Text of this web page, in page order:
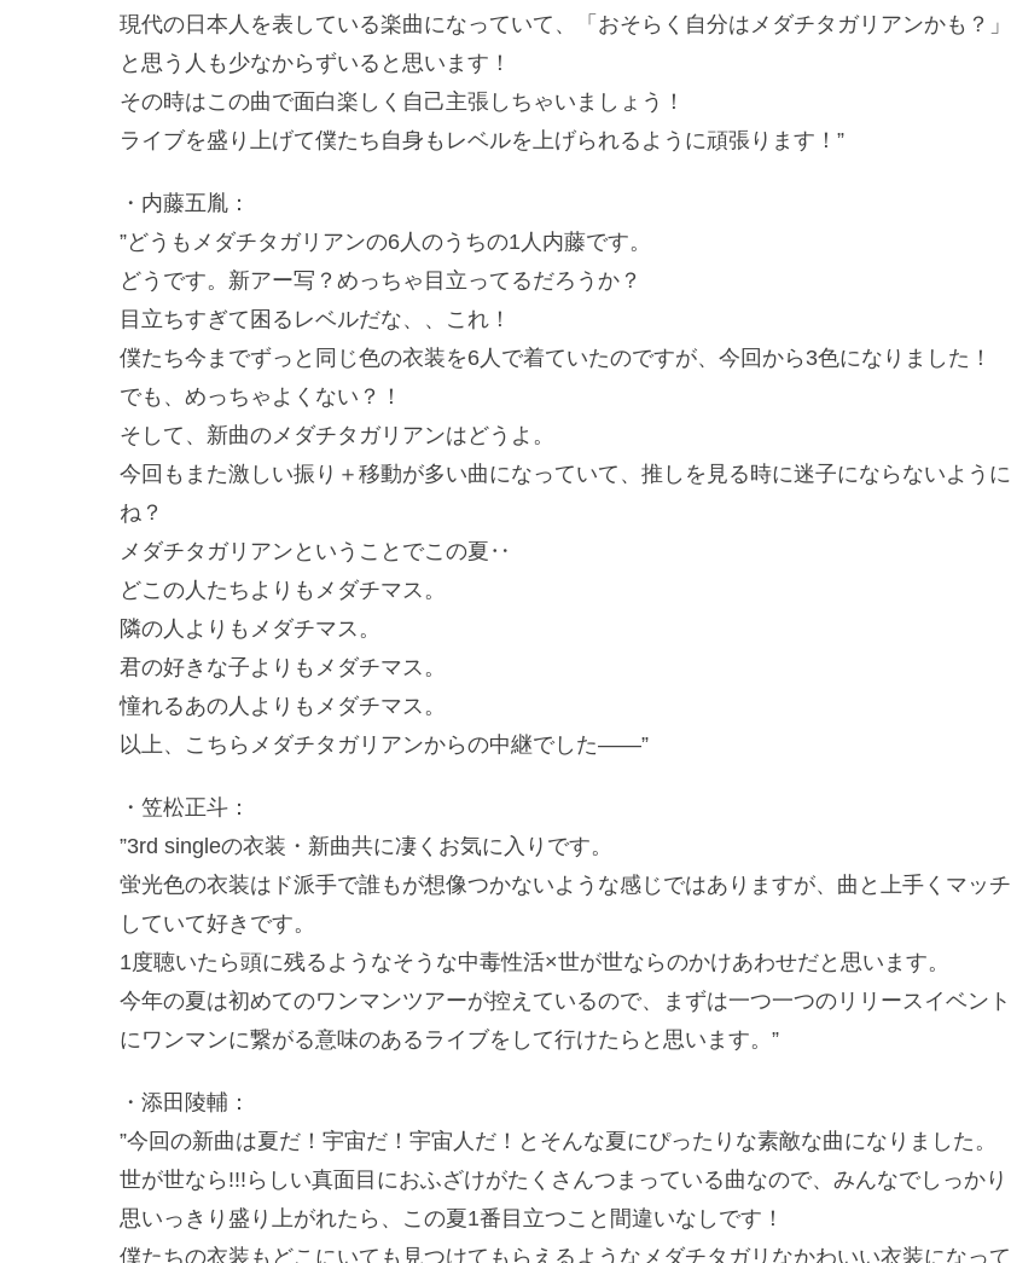
現代の日本人を表している楽曲になっていて、「おそらく自分はメダチタガリアンかも？」
と思う人も少なからずいると思います！
その時はこの曲で面白楽しく自己主張しちゃいましょう！
ライブを盛り上げて僕たち自身もレベルを上げられるように頑張ります！”
・内藤五胤：
”どうもメダチタガリアンの6人のうちの1人内藤です。
どうです。新アー写？めっちゃ目立ってるだろうか？
目立ちすぎて困るレベルだな、、これ！
僕たち今までずっと同じ色の衣装を6人で着ていたのですが、今回から3色になりました！
でも、めっちゃよくない？！
そして、新曲のメダチタガリアンはどうよ。
今回もまた激しい振り＋移動が多い曲になっていて、推しを見る時に迷子にならないように
ね？
メダチタガリアンということでこの夏‥
どこの人たちよりもメダチマス。
隣の人よりもメダチマス。
君の好きな子よりもメダチマス。
憧れるあの人よりもメダチマス。
以上、こちらメダチタガリアンからの中継でした――”
・笠松正斗：
”3rd singleの衣装・新曲共に凄くお気に入りです。
蛍光色の衣装はド派手で誰もが想像つかないような感じではありますが、曲と上手くマッチ
していて好きです。
1度聴いたら頭に残るようなそうな中毒性活×世が世ならのかけあわせだと思います。
今年の夏は初めてのワンマンツアーが控えているので、まずは一つ一つのリリースイベント
にワンマンに繋がる意味のあるライブをして行けたらと思います。”
・添田陵輔：
”今回の新曲は夏だ！宇宙だ！宇宙人だ！とそんな夏にぴったりな素敵な曲になりました。
世が世なら!!!らしい真面目におふざけがたくさんつまっている曲なので、みんなでしっかり
思いっきり盛り上がれたら、この夏1番目立つこと間違いなしです！
僕たちの衣装もどこにいても見つけてもらえるようなメダチタガリなかわいい衣装になって